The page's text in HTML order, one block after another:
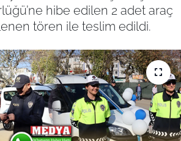
hibe edilen 2 adet araç
tören ile teslim edildi.